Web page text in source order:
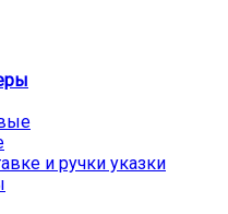
и ручки указки